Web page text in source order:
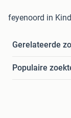
feyenoord in
Gerelateerde
Populaire